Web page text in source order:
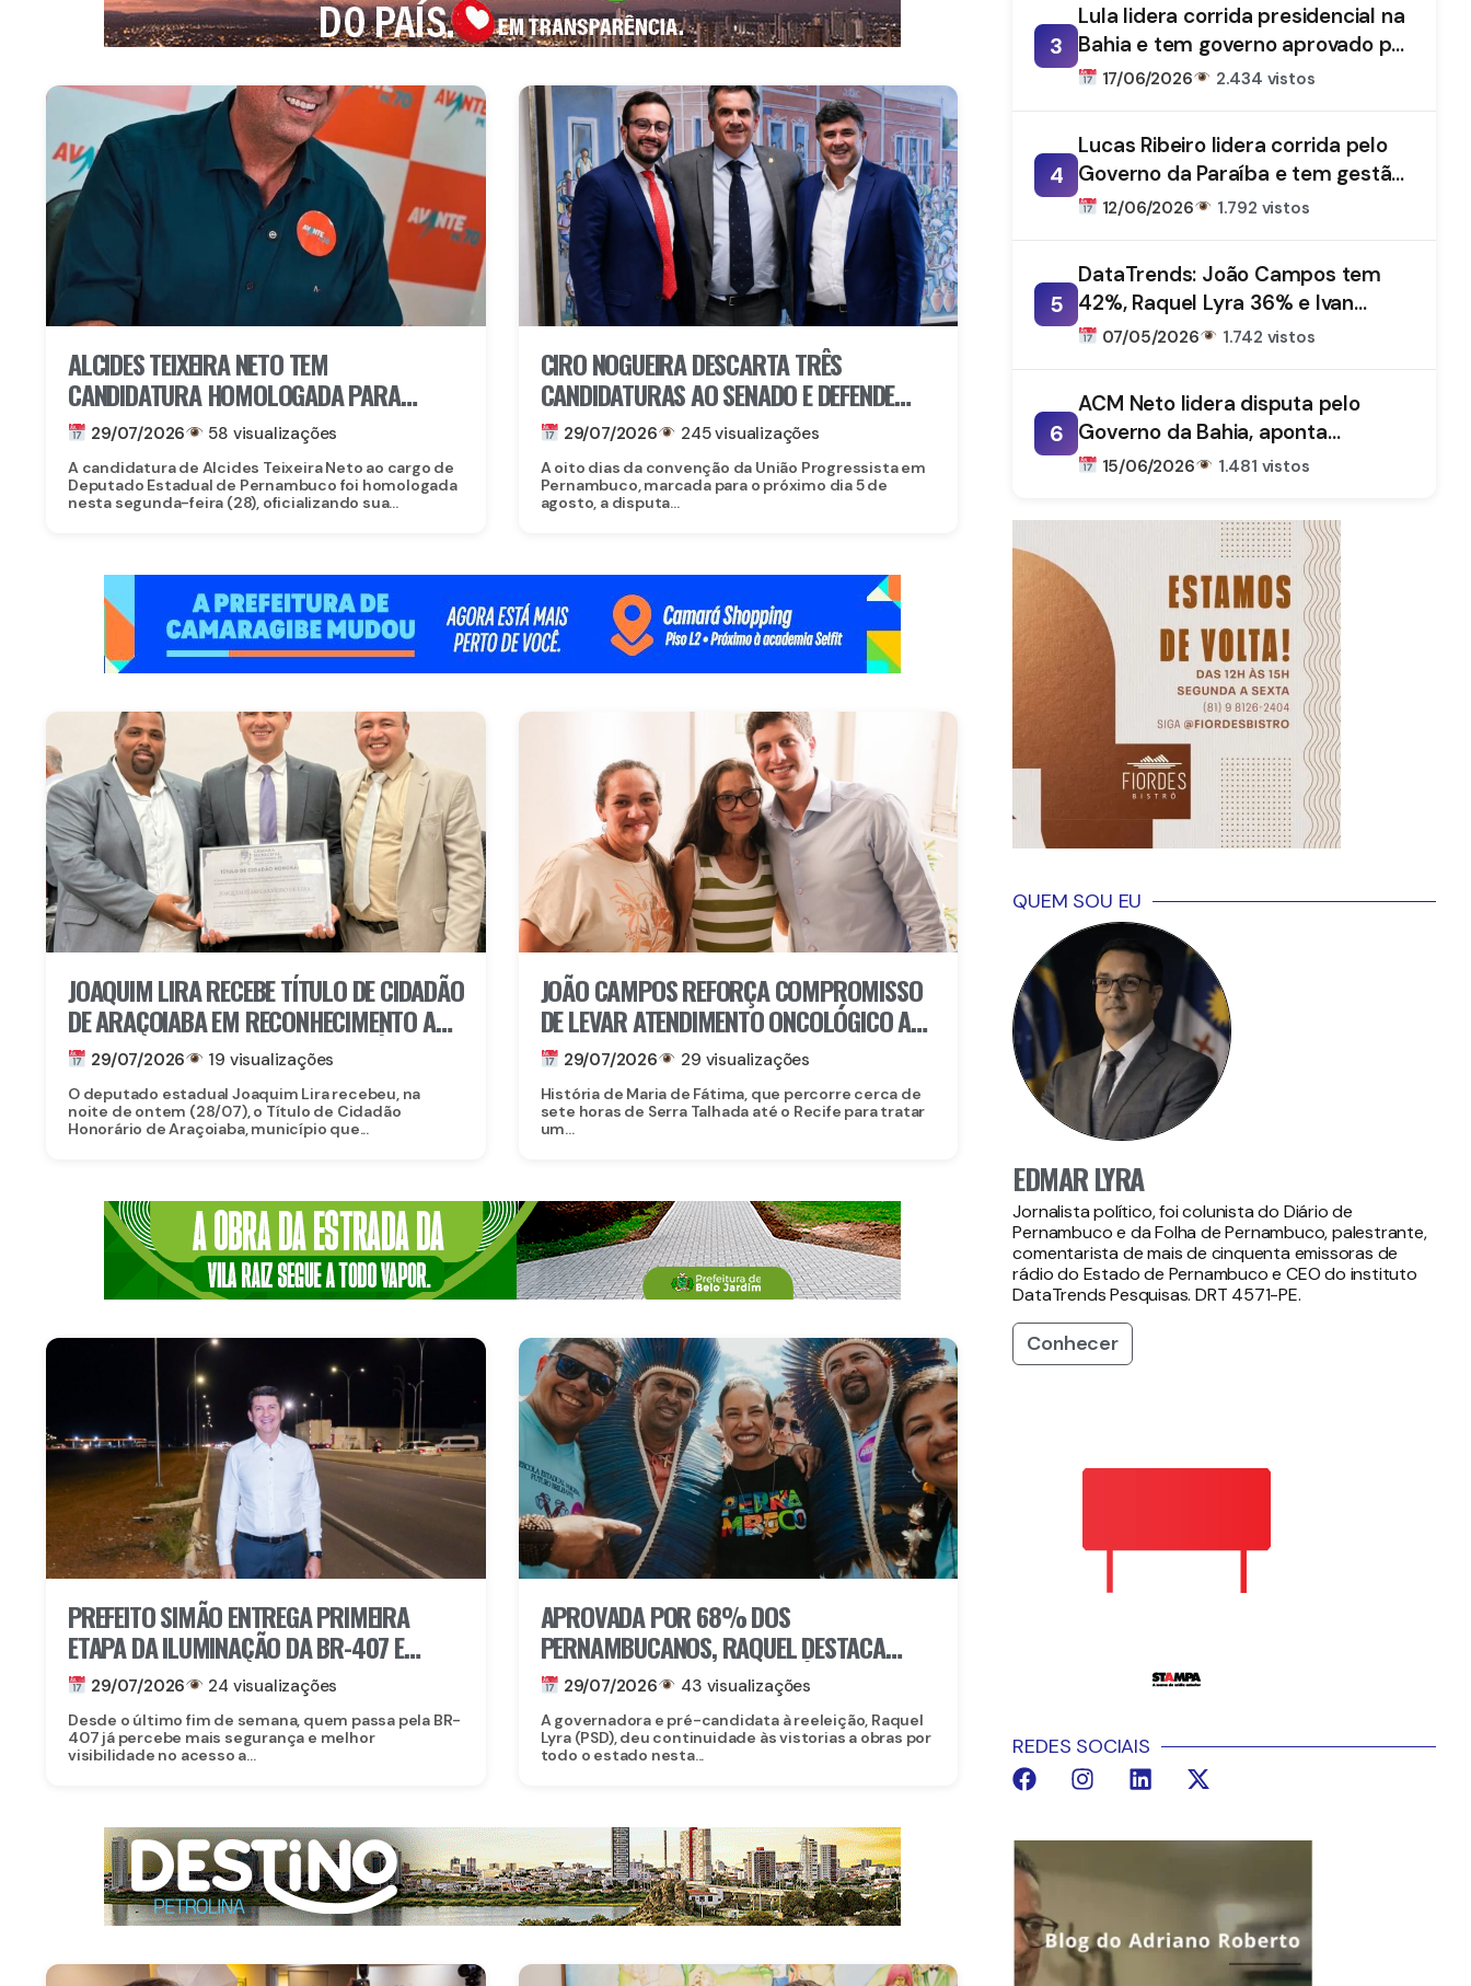
ALCIDES TEIXEIRA NETO TEM
CANDIDATURA HOMOLOGADA PARA
DISPUTAR UMA VAGA NA ASSEMBLEIA
LEGISLATIVA DE PERNAMBUCO
29/07/2026 58 visualizações
A candidatura de Alcides Teixeira Neto ao cargo de
Deputado Estadual de Pernambuco foi homologada
nesta segunda-feira (28), oficializando sua...
CIRO NOGUEIRA DESCARTA TRÊS
CANDIDATURAS AO SENADO E DEFENDE
EDUARDO DA FONTE
29/07/2026 245 visualizações
A oito dias da convenção da União Progressista em
Pernambuco, marcada para o próximo dia 5 de
agosto, a disputa...
JOAQUIM LIRA RECEBE TÍTULO DE CIDADÃO
DE ARAÇOIABA EM RECONHECIMENTO AOS
SERVIÇOS PRESTADOS AO MUNICÍPIO
29/07/2026 19 visualizações
O deputado estadual Joaquim Lira recebeu, na
noite de ontem (28/07), o Título de Cidadão
Honorário de Araçoiaba, município que...
JOÃO CAMPOS REFORÇA COMPROMISSO
DE LEVAR ATENDIMENTO ONCOLÓGICO AO
SERTÃO
29/07/2026 29 visualizações
História de Maria de Fátima, que percorre cerca de
sete horas de Serra Talhada até o Recife para tratar
um...
PREFEITO SIMÃO ENTREGA PRIMEIRA
ETAPA DA ILUMINAÇÃO DA BR-407 E
GARANTE MAIS SEGURANÇA E MOBILIDADE
29/07/2026 24 visualizações
Desde o último fim de semana, quem passa pela BR-
407 já percebe mais segurança e melhor
visibilidade no acesso a...
APROVADA POR 68% DOS
PERNAMBUCANOS, RAQUEL DESTACA
INVESTIMENTOS EM PETROLÂNDIA E
ÁGUAS BELAS
29/07/2026 43 visualizações
A governadora e pré-candidata à reeleição, Raquel
Lyra (PSD), deu continuidade às vistorias a obras por
todo o estado nesta...
3
Lula lidera corrida presidencial na
Bahia e tem governo aprovado por
61%, aponta DataTrends
17/06/2026 2.434 vistos
4
Lucas Ribeiro lidera corrida pelo
Governo da Paraíba e tem gestão
aprovada por 66%, aponta
12/06/2026 1.792 vistos
5
DataTrends: João Campos tem
42%, Raquel Lyra 36% e Ivan
Moraes 1%
07/05/2026 1.742 vistos
6
ACM Neto lidera disputa pelo
Governo da Bahia, aponta
DataTrends
15/06/2026 1.481 vistos
QUEM SOU EU
EDMAR LYRA
Jornalista político, foi colunista do Diário de
Pernambuco e da Folha de Pernambuco, palestrante,
comentarista de mais de cinquenta emissoras de
rádio do Estado de Pernambuco e CEO do instituto
DataTrends Pesquisas. DRT 4571-PE.
Conhecer
REDES SOCIAIS